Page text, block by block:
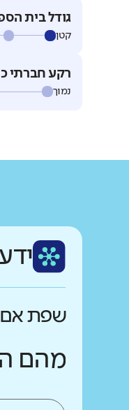
גודל בית
קטן
רקע חברתי
נמוך
שפת אם
מהם